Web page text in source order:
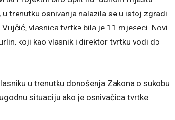
trenutku osnivanja nalazila se u istoj zgradi
vlasnica tvrtke bila je 11 mjeseci. Novi
koji kao vlasnik i direktor tvrtku vodi do
u trenutku donošenja Zakona o sukobu
situaciju ako je osnivačica tvrtke